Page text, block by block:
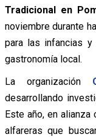
Tradicional en
noviembre durante
para las infancias y
gastronomía local.
La organización
desarrollando
Este año, en
alfareras que